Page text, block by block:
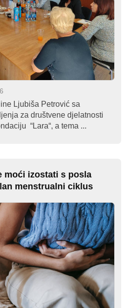
Ljubiša Petrović sa
za društvene djelatnosti
“Lara“, a tema ...
moći izostati s posla
menstrualni ciklus